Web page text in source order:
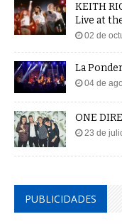
KEITH
Live at
02 de
La
04 de
ONE
23 de
PUBLICIDADES